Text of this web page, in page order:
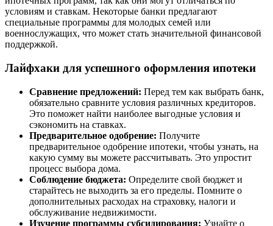
условиям и ставкам. Некоторые банки предлагают
специальные программы для молодых семей или
военнослужащих, что может стать значительной финансовой
поддержкой.
Лайфхаки для успешного оформления ипотеки
Сравнение предложений: Перед тем как выбрать банк,
обязательно сравните условия различных кредиторов.
Это поможет найти наиболее выгодные условия и
сэкономить на ставках.
Предварительное одобрение: Получите
предварительное одобрение ипотеки, чтобы узнать, на
какую сумму вы можете рассчитывать. Это упростит
процесс выбора дома.
Соблюдение бюджета: Определите свой бюджет и
старайтесь не выходить за его пределы. Помните о
дополнительных расходах на страховку, налоги и
обслуживание недвижимости.
Изучение программы субсидирования: Узнайте о